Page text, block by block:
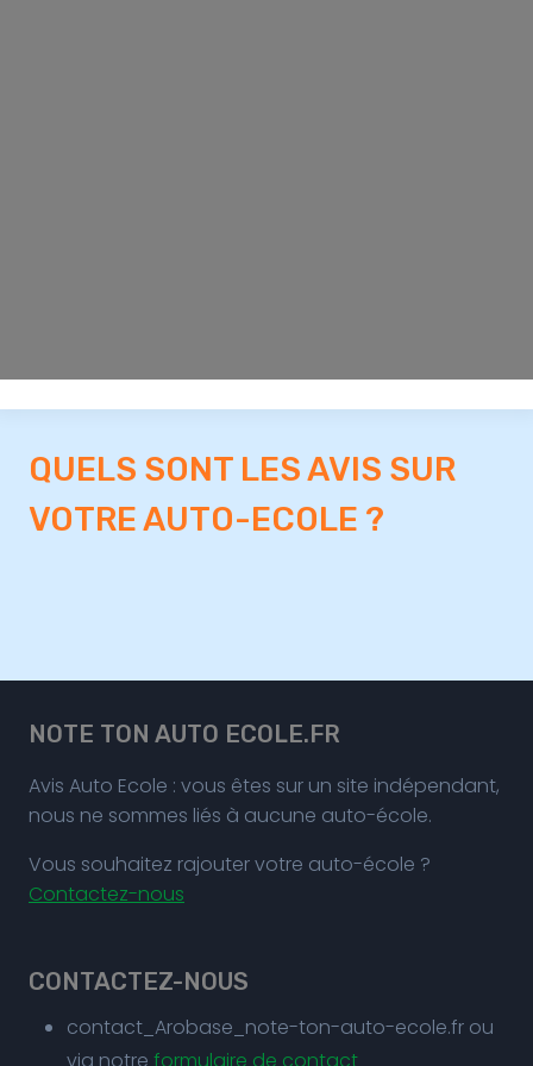
QUELS SONT LES AVIS SUR
VOTRE AUTO-ECOLE ?
NOTE TON AUTO ECOLE.FR
Avis Auto Ecole : vous êtes sur un site indépendant,
nous ne sommes liés à aucune auto-école.
Vous souhaitez rajouter votre auto-école ?
Contactez-nous
CONTACTEZ-NOUS
contact_Arobase_note-ton-auto-ecole.fr ou
via notre formulaire de contact